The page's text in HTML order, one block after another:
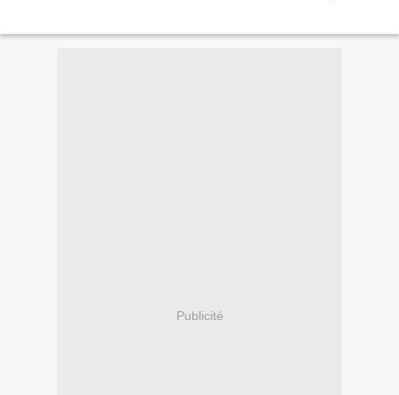
Publicité